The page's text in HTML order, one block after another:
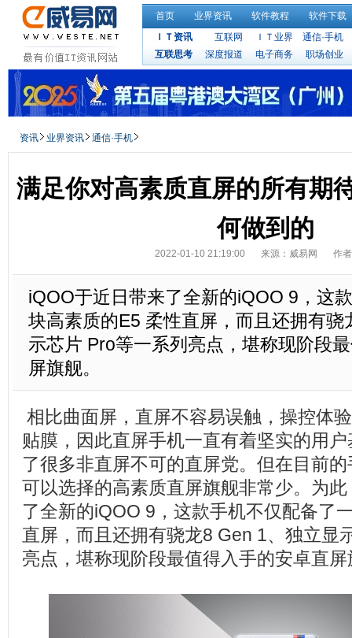
首页 业界资讯 软件教程
软件下载
ＩＴ资讯
互联网 ＩＴ业界
通信·手机
互联思考
深度报道 电子商务 职场创业
资讯 业界资讯 通信·手机
满足你对高素质直屏的所有期
何做到的
2022-01-10 21:19:00 来源：威易网 作
iQOO于近日带来了全新的iQOO 9，这
块高素质的E5 柔性直屏，而且还拥有骁
示芯片 Pro等一系列亮点，堪称现阶段
屏旗舰。
相比曲面屏，直屏不容易误触，操控体
贴膜，因此直屏手机一直有着坚实的用
了很多非直屏不可的直屏党。但在目前
可以选择的高素质直屏旗舰非常少。为
了全新的iQOO 9，这款手机不仅配备了
直屏，而且还拥有骁龙8 Gen 1、独立显
亮点，堪称现阶段最值得入手的安卓直